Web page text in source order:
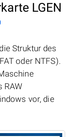
LGEN
Struktur des
oder NTFS).
RAW
vor, die